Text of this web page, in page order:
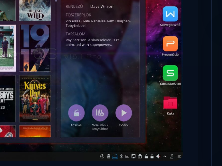
Microsoft odaadta a kulcsokat a
hatóságoknak, hogy visszafejthessék
az adatokat.